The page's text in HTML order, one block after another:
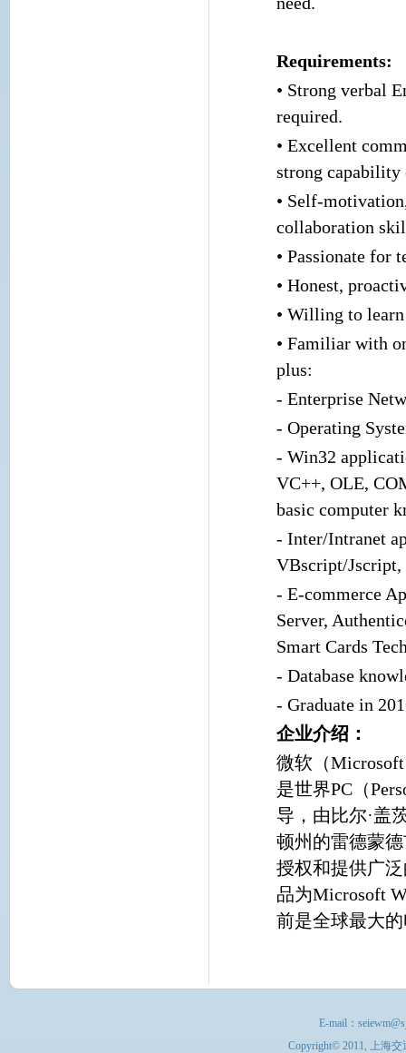
Requirements:
• Strong verbal
required.
• Excellent
strong capability
• Self-
collaboration
• Passionate for
• Honest,
• Willing to
• Familiar with
plus:
- Enterprise
- Operating
- Win32
VC++, OLE,
basic computer
- Inter/Intranet
VBscript/Jscript,
- E-commerce
Server,
Smart Cards
- Database
- Graduate in
企业介绍：
微软（
是世界PC（
导，由比尔·盖
顿州的雷德蒙
授权和提供广
品为Microsoft
前是全球最大
E-mail：
Copyright© 2011, 上海